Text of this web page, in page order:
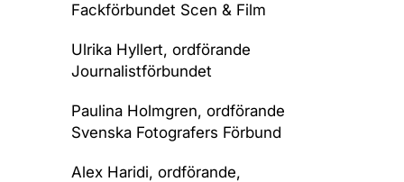
Fackförbundet Scen & Film
Ulrika Hyllert, ordförande
Journalistförbundet
Paulina Holmgren, ordförande
Svenska Fotografers Förbund
Alex Haridi, ordförande,